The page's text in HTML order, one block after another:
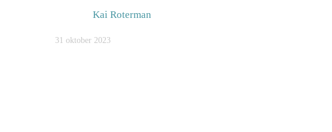
Kai Roterman
31 oktober 2023